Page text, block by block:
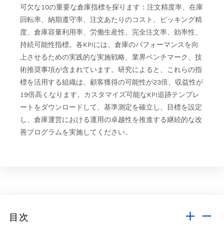
可欠な10の重要な倉庫指標を探ります：注文精度率、在庫
回転率、納期遵守率、注文あたりのコスト、ピッキング精
度、倉庫容量利用率、労働生産性、完全注文率、効率性、
持続可能性指標。各KPIには、倉庫のパフォーマンスを向
上させるための実践的な実施戦略、業界ベンチマーク、技
術推奨事項が含まれています。研究によると、これらの指
標を活用する組織は、顧客獲得の可能性が23倍、収益性が
19倍高くなります。カスタマイズ可能なKPI追跡テンプレ
ートをダウンロードして、基準測定を確立し、目標を設定
し、倉庫運営における運用の卓越性を推進する継続的な改
善プログラムを実施してください。
目次